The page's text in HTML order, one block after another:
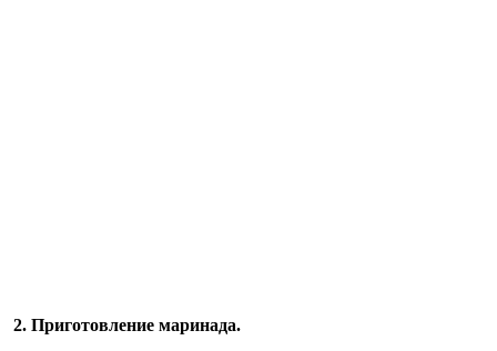
2. Приготовление маринада.